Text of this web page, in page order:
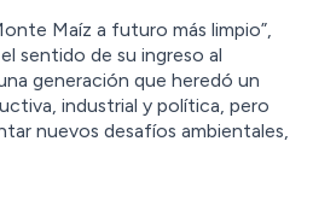
Maíz a futuro más limpio”,
sentido de su ingreso al
generación que heredó un
industrial y política, pero
nuevos desafíos ambientales,